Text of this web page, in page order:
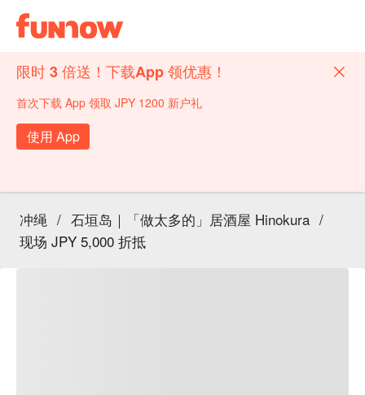
限时 3 倍送！下载App 领优惠！
首次下载 App 领取 JPY 1200 新户礼
使用 App
冲绳 / 石垣岛｜「做太多的」居酒屋 Hinokura /
现场 JPY 5,000 折抵